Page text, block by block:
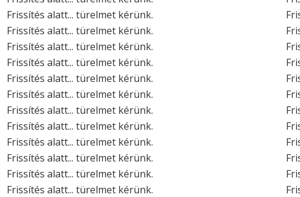
Frissítés alatt... türelmet kérünk.
Frissítés alatt... türelmet kérünk.
Frissítés alatt... türelmet kérünk.
Frissítés alatt... türelmet kérünk.
Frissítés alatt... türelmet kérünk.
Frissítés alatt... türelmet kérünk.
Frissítés alatt... türelmet kérünk.
Frissítés alatt... türelmet kérünk.
Frissítés alatt... türelmet kérünk.
Frissítés alatt... türelmet kérünk.
Frissítés alatt... türelmet kérünk.
Frissítés alatt... türelmet kérünk.